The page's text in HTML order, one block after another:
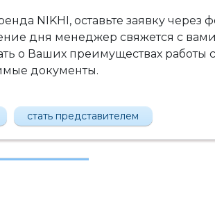
NIKHI, оставьте заявку через
дня менеджер свяжется с
о Ваших преимуществах работы
документы.
стать представителем